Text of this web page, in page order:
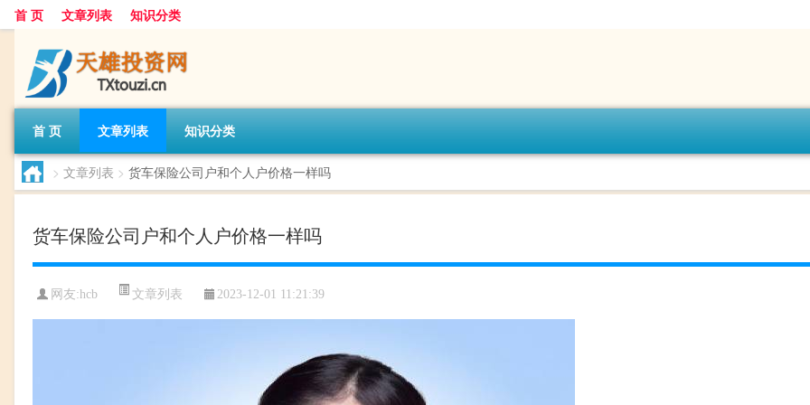
首 页 文章列表 知识分类
首 页 文章列表 知识分类
> 文章列表 > 货车保险公司户和个人户价格一样吗
货车保险公司户和个人户价格一样吗
网友:hcb 文章列表 2023-12-01 11:21:39